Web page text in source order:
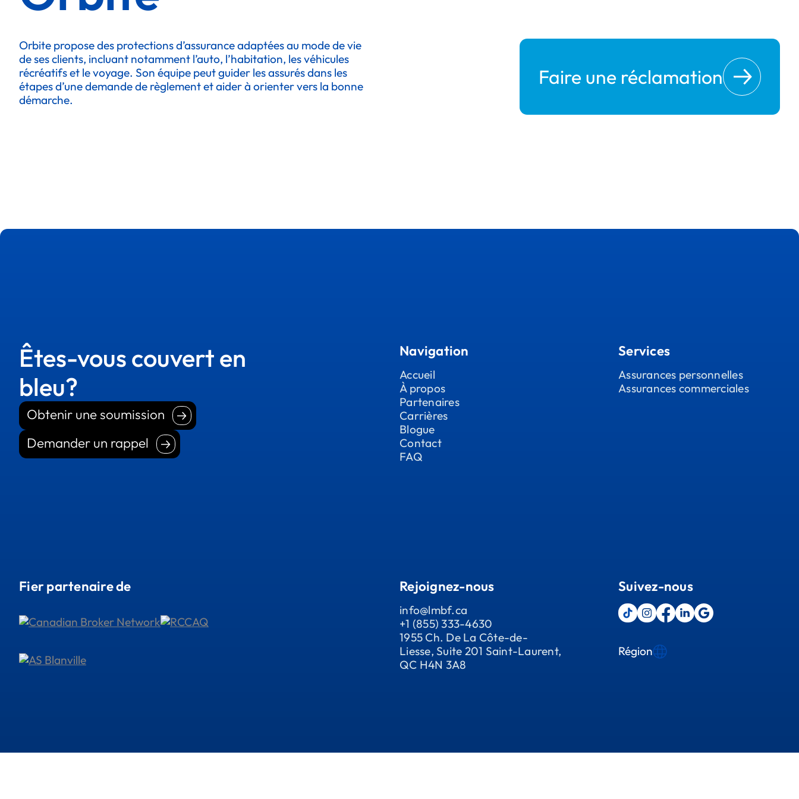
Orbite propose des protections d’assurance adaptées au mode de vie
de ses clients, incluant notamment l’auto, l’habitation, les véhicules
récréatifs et le voyage. Son équipe peut guider les assurés dans les
étapes d’une demande de règlement et aider à orienter vers la bonne
démarche.
Faire une réclamation
Êtes-vous couvert en
bleu?
Obtenir une soumission
Demander un rappel
Demander un rappel
Navigation
Accueil
À propos
Partenaires
Carrières
Blogue
Contact
FAQ
Services
Assurances personnelles
Assurances commerciales
Fier partenaire de Rejoignez-nous
info@lmbf.ca
+1 (855) 333-4630
1955 Ch. De La Côte-de-
Liesse, Suite 201 Saint-Laurent,
QC H4N 3A8
Suivez-nous
Région